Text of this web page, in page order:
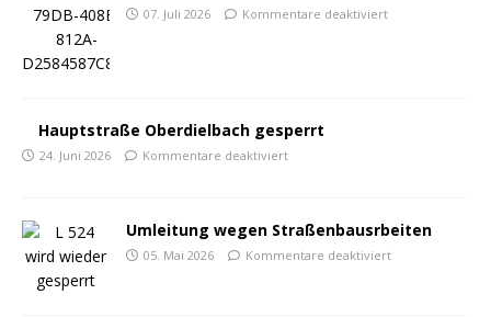
07. Juli 2026 Kommentare deaktiviert
Hauptstraße Oberdielbach gesperrt
24. Juni 2026 Kommentare deaktiviert
Umleitung wegen Straßenbausrbeiten
05. Mai 2026 Kommentare deaktiviert